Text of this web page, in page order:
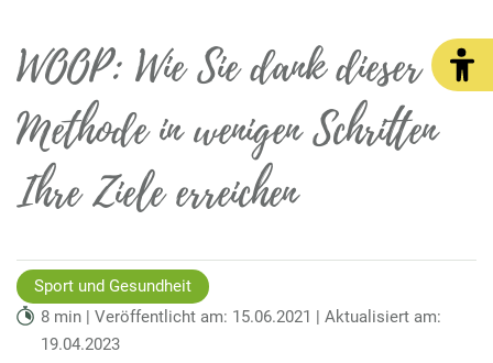
WOOP: Wie Sie dank dieser
Methode in wenigen Schritten
Ihre Ziele erreichen
Sport und Gesundheit
8 min | Veröffentlicht am: 15.06.2021 | Aktualisiert am:
19.04.2023